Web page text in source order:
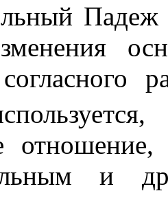
и